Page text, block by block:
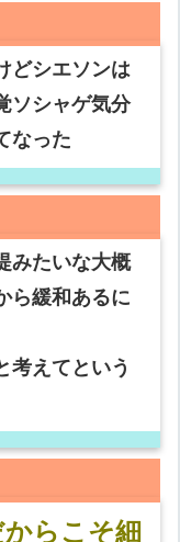
どシエソンは
ソシャゲ気分
なった
みたいな大概
ら緩和あるに
考えてという
らこそ細